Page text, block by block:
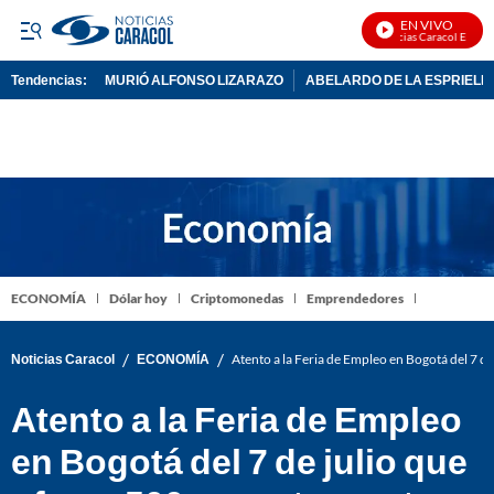
EN VIVO
Noticias Caracol En Vivo
Tendencias: MURIÓ ALFONSO LIZARAZO ABELARDO DE LA
ECONOMÍA Dólar hoy Criptomonedas Emprendedores
Noticias Caracol / ECONOMÍA / Atento a la Feria de Empleo en Bogotá del 7
Atento a la Feria de Empleo
en Bogotá del 7 de julio que